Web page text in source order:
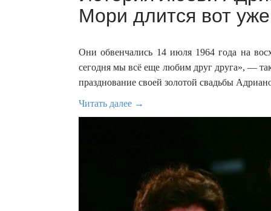
Мори длится вот
Они обвенчались 14 июля 1964 года на
сегодня мы всё еще любим друг друга», —
празднование своей золотой свадьбы
Читать далее →